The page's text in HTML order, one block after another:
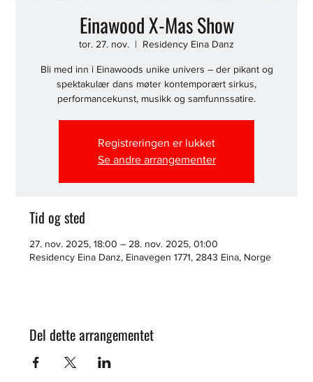
Einawood X-Mas Show
tor. 27. nov.
  |
Residency Eina Danz
Bli med inn i Einawoods unike univers – der pikant og
spektakulær dans møter kontemporært sirkus,
performancekunst, musikk og samfunnssatire.
Registreringen er lukket
Se andre arrangementer
Tid og sted
27. nov. 2025, 18:00 – 28. nov. 2025, 01:00
Residency Eina Danz, Einavegen 1771, 2843 Eina, Norge
Del dette arrangementet